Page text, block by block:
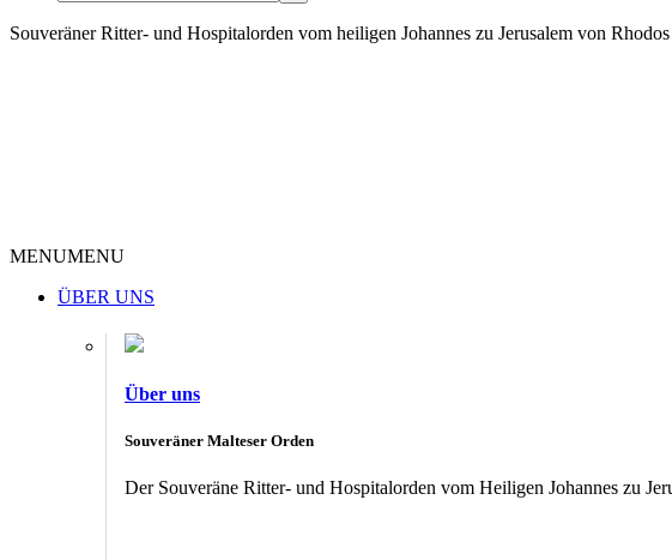
Souveräner Ritter- und Hospitalorden vom heiligen Johannes zu Jerusalem von
MENUMENU
ÜBER UNS
Über uns
Souveräner Malteser Orden
Der Souveräne Ritter- und Hospitalorden vom Heiligen Johannes zu